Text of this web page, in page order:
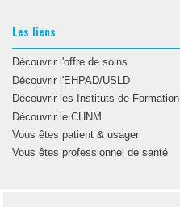
Les liens
Découvrir l'offre de soins
Découvrir l'EHPAD/USLD
Découvrir les Instituts de Formation
Découvrir le CHNM
Vous êtes patient & usager
Vous êtes professionnel de santé